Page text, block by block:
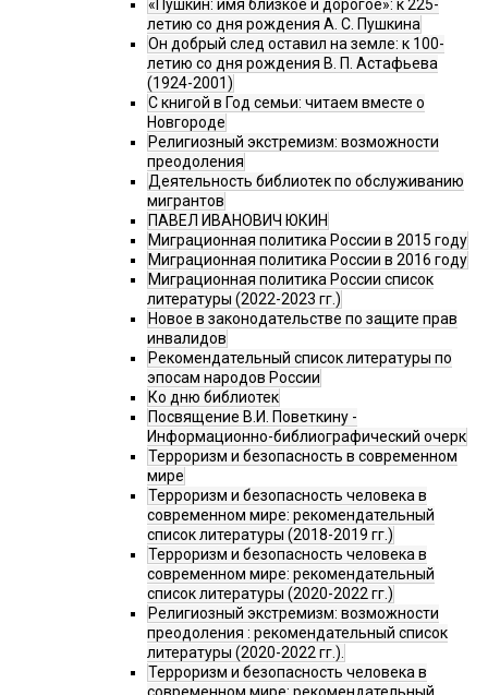
«Пушкин: имя близкое и дорогое»: к 225-
летию со дня рождения А. С. Пушкина
Он добрый след оставил на земле: к 100-
летию со дня рождения В. П. Астафьева
(1924-2001)
С книгой в Год семьи: читаем вместе о
Новгороде
Религиозный экстремизм: возможности
преодоления
Деятельность библиотек по обслуживанию
мигрантов
ПАВЕЛ ИВАНОВИЧ ЮКИН
Миграционная политика России в 2015 году
Миграционная политика России в 2016 году
Миграционная политика России список
литературы (2022-2023 гг.)
Новое в законодательстве по защите прав
инвалидов
Рекомендательный список литературы по
эпосам народов России
Ко дню библиотек
Посвящение В.И. Поветкину -
Информационно-библиографический очерк
Терроризм и безопасность в современном
мире
Терроризм и безопасность человека в
современном мире: рекомендательный
список литературы (2018-2019 гг.)
Терроризм и безопасность человека в
современном мире: рекомендательный
список литературы (2020-2022 гг.)
Религиозный экстремизм: возможности
преодоления : рекомендательный список
литературы (2020-2022 гг.).
Терроризм и безопасность человека в